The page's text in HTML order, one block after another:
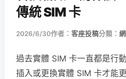
傳統 SIM 卡
2026/6/30作者： 客座投稿分類：
過去實體 SIM 卡一直都是行
插入或更換實體 SIM 卡才能